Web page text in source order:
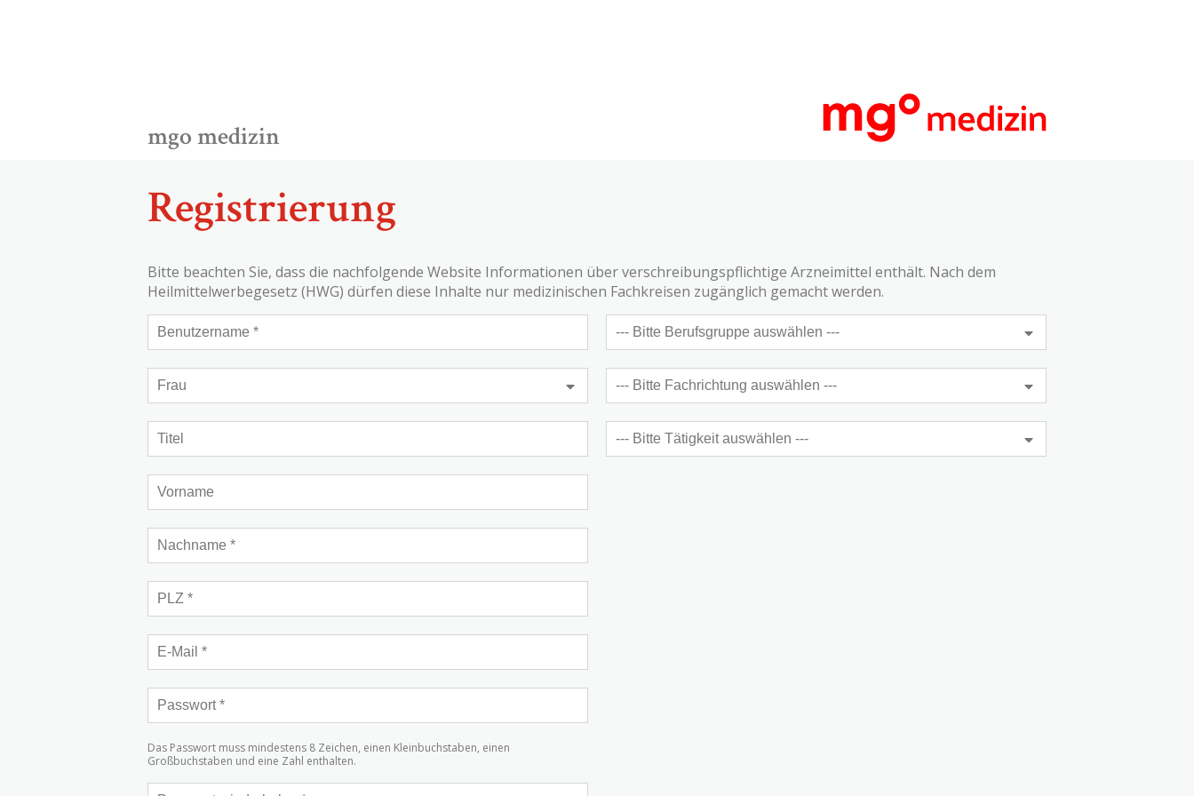
mgo medizin
Registrierung
Bitte beachten Sie, dass die nachfolgende Website Informationen über verschreibungspflichtige Arzneimittel enthält. Nach dem
Heilmittelwerbegesetz (HWG) dürfen diese Inhalte nur medizinischen Fachkreisen zugänglich gemacht werden.
Das Passwort muss mindestens 8 Zeichen, einen Kleinbuchstaben, einen
Großbuchstaben und eine Zahl enthalten.